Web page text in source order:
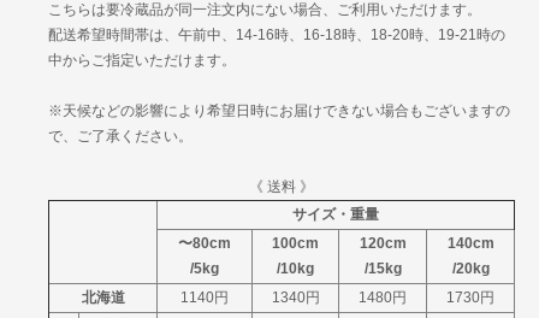
関
西
大阪
兵庫
奈良
1230円 1530円 1955円
鳥取
島根
広島
愛媛
1360円 1670円 2085円
こちらは要冷蔵品が同一注文内にない場合、ご利用いただけます。
配送希望時間帯は、午前中、14-16時、16-18時、18-20時、19-21時の
中からご指定いただけます。
※天候などの影響により希望日時にお届けできない場合もございますの
で、ご了承ください。
《 送料 》
サイズ・重量
〜80cm
/5kg
100cm
/10kg
120cm
/15kg
140cm
/20kg
北海道
1140円 1340円 1480円
1730円